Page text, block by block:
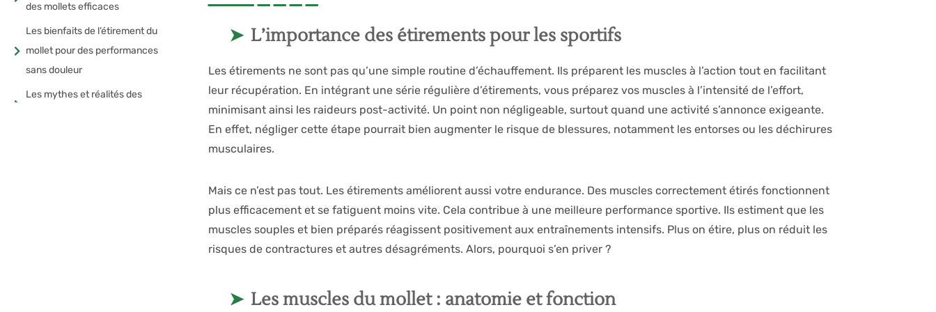
des mollets efficaces
Les bienfaits de l’étirement du
mollet pour des performances
sans douleur
Les mythes et réalités des
L’importance des étirements pour les sportifs
Les étirements ne sont pas qu’une simple routine d’échauffement. Ils préparent les muscles à l’action tout en facilitant
leur récupération. En intégrant une série régulière d’étirements, vous préparez vos muscles à l’intensité de l’effort,
minimisant ainsi les raideurs post-activité. Un point non négligeable, surtout quand une activité s’annonce exigeante.
En effet, négliger cette étape pourrait bien augmenter le risque de blessures, notamment les entorses ou les déchirures
musculaires.
Mais ce n’est pas tout. Les étirements améliorent aussi votre endurance. Des muscles correctement étirés fonctionnent
plus efficacement et se fatiguent moins vite. Cela contribue à une meilleure performance sportive. Ils estiment que les
muscles souples et bien préparés réagissent positivement aux entraînements intensifs. Plus on étire, plus on réduit les
risques de contractures et autres désagréments. Alors, pourquoi s’en priver ?
Les muscles du mollet : anatomie et fonction